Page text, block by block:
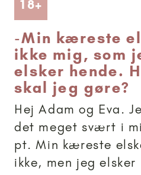
18+ Artikler
-Min kæreste
ikke mig, som
elsker hende.
skal jeg gøre?
Hej Adam og Eva.
det meget svært i
pt. Min kæreste
ikke, men jeg elsker